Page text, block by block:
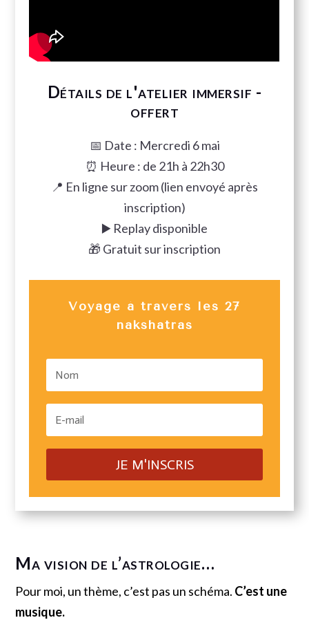
Détails de l'atelier immersif -
offert
📅 Date : Mercredi 6 mai
⏰ Heure : de 21h à 22h30
📍 En ligne sur zoom (lien envoyé après
inscription)
▶️ Replay disponible
🎁 Gratuit sur inscription
Voyage à travers les 27
nakshatras
JE M'INSCRIS
Ma vision de l’astrologie…
Pour moi, un thème, c’est pas un schéma. C’est une
musique.